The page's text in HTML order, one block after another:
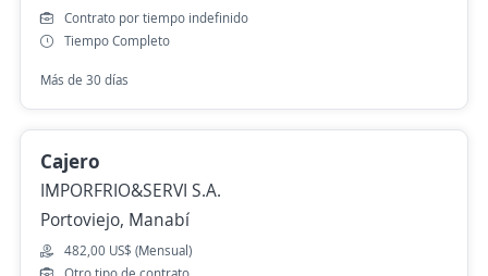
Contrato por tiempo indefinido
Tiempo Completo
Más de 30 días
Cajero
IMPORFRIO&SERVI S.A.
Portoviejo, Manabí
482,00 US$ (Mensual)